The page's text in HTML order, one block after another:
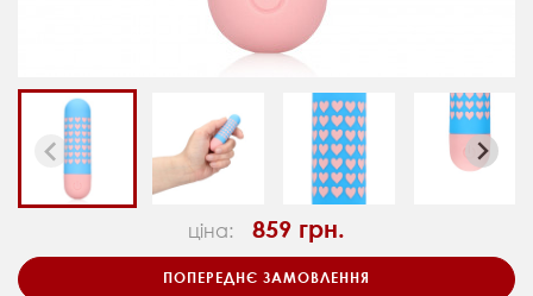
ціна: 859 грн.
ПОПЕРЕДНЄ ЗАМОВЛЕННЯ